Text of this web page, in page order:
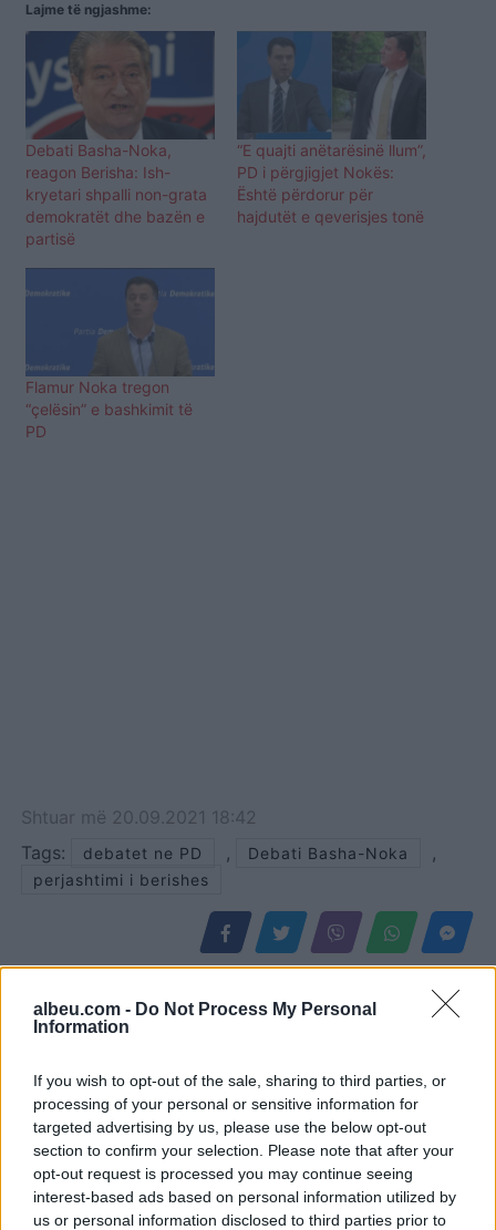
albeu.com - Do Not Process My Personal
Information
If you wish to opt-out of the sale, sharing to third parties, or
processing of your personal or sensitive information for
targeted advertising by us, please use the below opt-out
section to confirm your selection. Please note that after your
opt-out request is processed you may continue seeing
interest-based ads based on personal information utilized by
us or personal information disclosed to third parties prior to
Lajme të ngjashme:
Debati Basha-Noka,
reagon Berisha: Ish-
kryetari shpalli non-grata
demokratët dhe bazën e
partisë
“E quajti anëtarësinë llum”,
PD i përgjigjet Nokës:
Është përdorur për
hajdutët e qeverisjes tonë
Flamur Noka tregon
“çelësin” e bashkimit të
PD
Shtuar më 20.09.2021 18:42
Tags:
debatet ne PD , Debati Basha-Noka ,
perjashtimi i berishes
Senati konfirmon me
Protesta hyn në ditën e